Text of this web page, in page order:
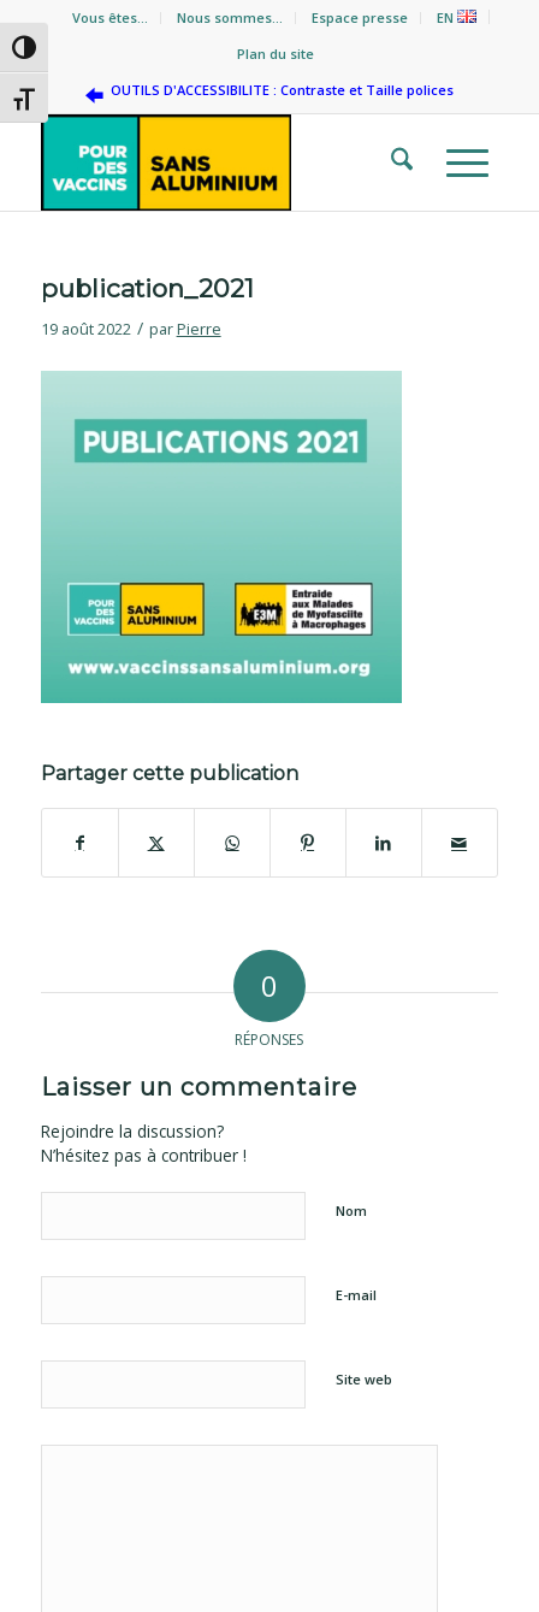
Passer en contraste élevé
Changer la taille de la police
Vous êtes… Nous sommes… Espace presse
EN
Plan du site
OUTILS D'ACCESSIBILITE : Contraste et Taille polices
publication_2021
19 août 2022 / parPierre
Partager cette publication
0
RÉPONSES
Laisser un commentaire
Rejoindre la discussion?
N’hésitez pas à contribuer !
Nom
E-mail
Site web